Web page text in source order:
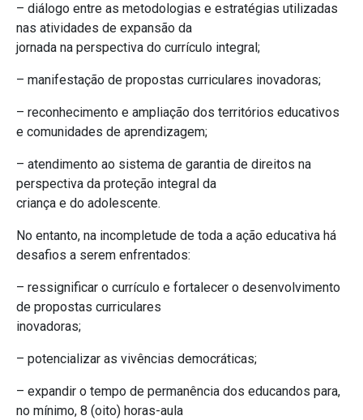
– diálogo entre as metodologias e estratégias utilizadas
nas atividades de expansão da
jornada na perspectiva do currículo integral;
– manifestação de propostas curriculares inovadoras;
– reconhecimento e ampliação dos territórios educativos
e comunidades de aprendizagem;
– atendimento ao sistema de garantia de direitos na
perspectiva da proteção integral da
criança e do adolescente.
No entanto, na incompletude de toda a ação educativa há
desafios a serem enfrentados:
– ressignificar o currículo e fortalecer o desenvolvimento
de propostas curriculares
inovadoras;
– potencializar as vivências democráticas;
– expandir o tempo de permanência dos educandos para,
no mínimo, 8 (oito) horas-aula